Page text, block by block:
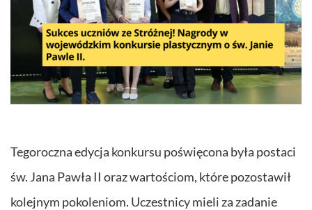
Tegoroczna edycja konkursu poświęcona była postaci
św. Jana Pawła II oraz wartościom, które pozostawił
kolejnym pokoleniom. Uczestnicy mieli za zadanie